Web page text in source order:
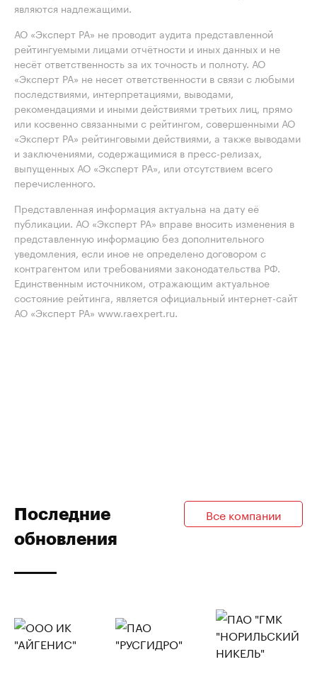
являются надлежащими.
АО «Эксперт РА» не проводит аудита представленной
рейтингуемыми лицами отчётности и иных данных и не
несёт ответственность за их точность и полноту. АО
«Эксперт РА» не несет ответственности в связи с любыми
последствиями, интерпретациями, выводами,
рекомендациями и иными действиями третьих лиц, прямо
или косвенно связанными с рейтингом, совершенными АО
«Эксперт РА» рейтинговыми действиями, а также выводами
и заключениями, содержащимися в пресс-релизах,
выпущенных АО «Эксперт РА», или отсутствием всего
перечисленного.
Представленная информация актуальна на дату её
публикации. АО «Эксперт РА» вправе вносить изменения в
представленную информацию без дополнительного
уведомления, если иное не определено договором с
контрагентом или требованиями законодательства РФ.
Единственным источником, отражающим актуальное
состояние рейтинга, является официальный интернет-сайт
АО «Эксперт РА» www.raexpert.ru.
Последние
обновления
Все компании